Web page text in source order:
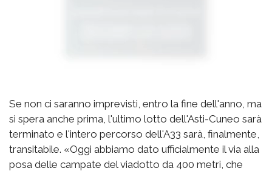
Se non ci saranno imprevisti, entro la fine dell'anno, ma
si spera anche prima, l'ultimo lotto dell'Asti-Cuneo sarà
terminato e l'intero percorso dell'A33 sarà, finalmente,
transitabile. «Oggi abbiamo dato ufficialmente il via alla
posa delle campate del viadotto da 400 metri, che